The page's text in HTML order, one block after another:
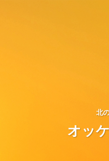
北
オッ